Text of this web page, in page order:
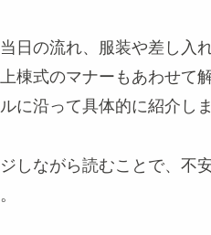
日の流れ、服装や差し入
棟式のマナーもあわせて
に沿って具体的に紹介しま
しながら読むことで、不